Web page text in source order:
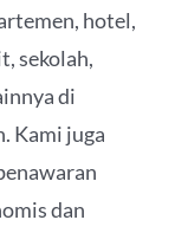
hotel,
sekolah,
di
Kami juga
dan